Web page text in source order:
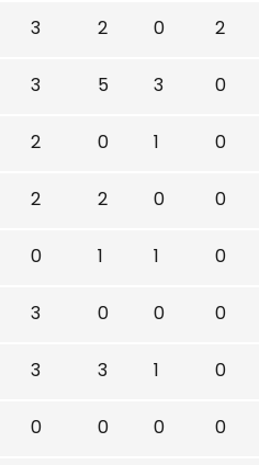
3 2 0 2
3 5 3 0
2 0 1 0
2 2 0 0
0 1 1 0
3 0 0 0
3 3 1 0
0 0 0 0